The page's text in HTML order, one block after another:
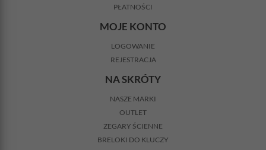
PŁATNOŚCI
MOJE KONTO
LOGOWANIE
REJESTRACJA
NA SKRÓTY
NASZE MARKI
OUTLET
ZEGARY ŚCIENNE
BRELOKI DO KLUCZY